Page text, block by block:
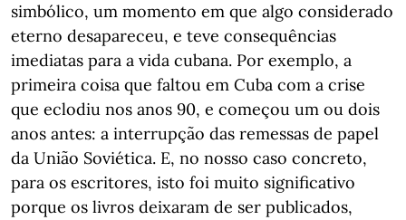
simbólico, um momento em que algo considerado
eterno desapareceu, e teve consequências
imediatas para a vida cubana. Por exemplo, a
primeira coisa que faltou em Cuba com a crise
que eclodiu nos anos 90, e começou um ou dois
anos antes: a interrupção das remessas de papel
da União Soviética. E, no nosso caso concreto,
para os escritores, isto foi muito significativo
porque os livros deixaram de ser publicados,